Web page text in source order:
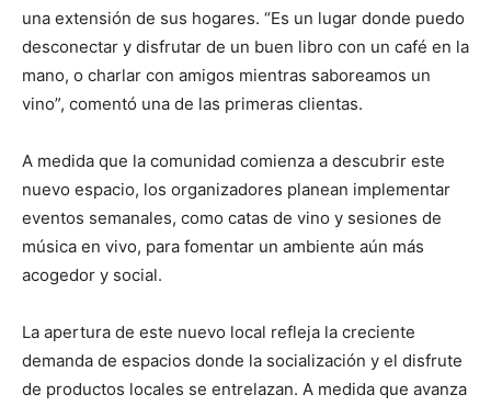
una extensión de sus hogares. “Es un lugar donde puedo
desconectar y disfrutar de un buen libro con un café en la
mano, o charlar con amigos mientras saboreamos un
vino”, comentó una de las primeras clientas.
A medida que la comunidad comienza a descubrir este
nuevo espacio, los organizadores planean implementar
eventos semanales, como catas de vino y sesiones de
música en vivo, para fomentar un ambiente aún más
acogedor y social.
La apertura de este nuevo local refleja la creciente
demanda de espacios donde la socialización y el disfrute
de productos locales se entrelazan. A medida que avanza